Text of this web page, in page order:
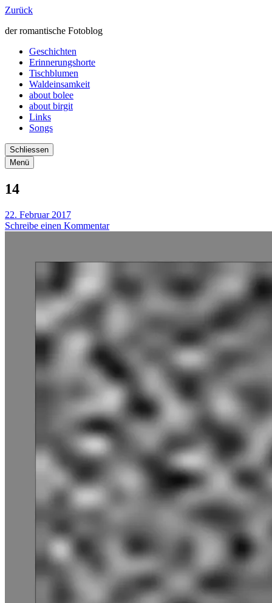
Zurück
der romantische Fotoblog
Geschichten
Erinnerungshorte
Tischblumen
Waldeinsamkeit
about bolee
about birgit
Links
Songs
Schliessen
Menü
14
22. Februar 2017
Schreibe einen Kommentar